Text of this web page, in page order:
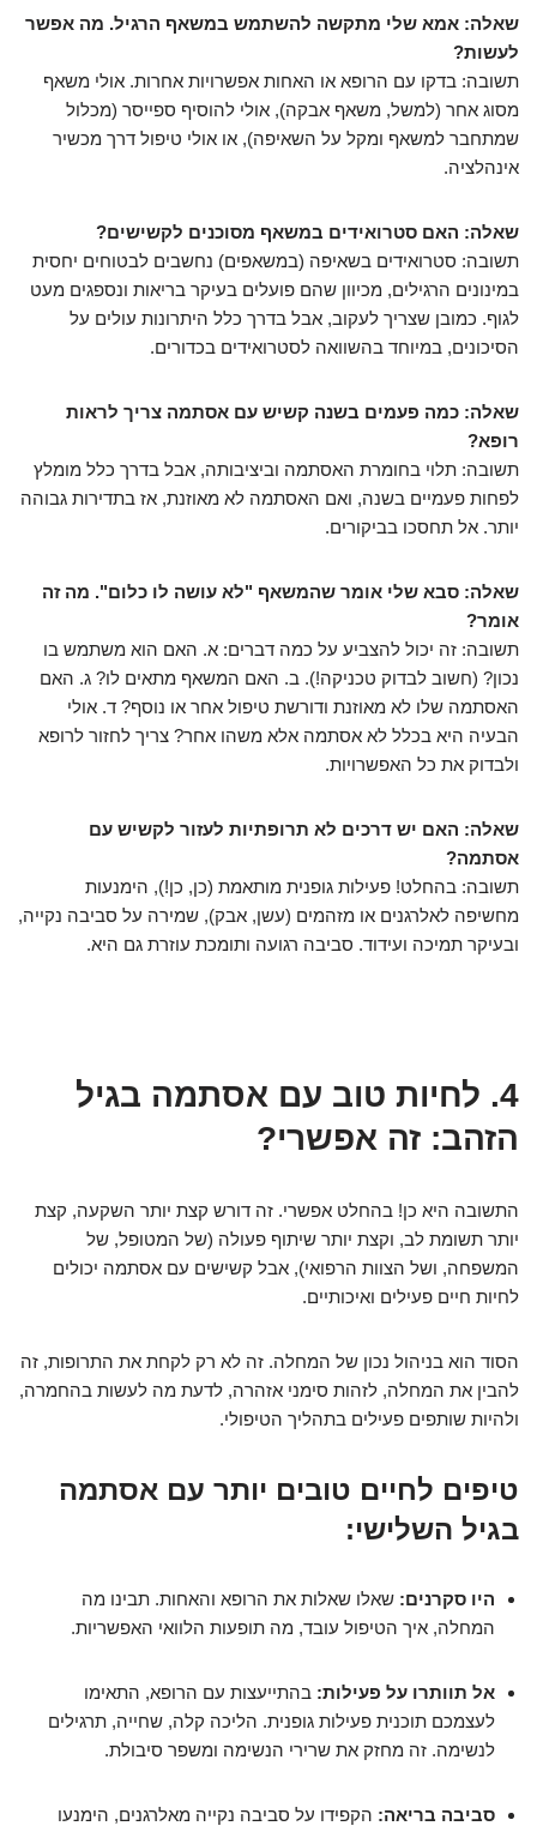
שאלה: אמא שלי מתקשה להשתמש במשאף הרגיל. מה אפשר
לעשות?
תשובה: בדקו עם הרופא או האחות אפשרויות אחרות. אולי משאף
מסוג אחר (למשל, משאף אבקה), אולי להוסיף ספייסר (מכלול
שמתחבר למשאף ומקל על השאיפה), או אולי טיפול דרך מכשיר
אינהלציה.
שאלה: האם סטרואידים במשאף מסוכנים לקשישים?
תשובה: סטרואידים בשאיפה (במשאפים) נחשבים לבטוחים יחסית
במינונים הרגילים, מכיוון שהם פועלים בעיקר בריאות ונספגים מעט
לגוף. כמובן שצריך לעקוב, אבל בדרך כלל היתרונות עולים על
הסיכונים, במיוחד בהשוואה לסטרואידים בכדורים.
שאלה: כמה פעמים בשנה קשיש עם אסתמה צריך לראות
רופא?
תשובה: תלוי בחומרת האסתמה וביציבותה, אבל בדרך כלל מומלץ
לפחות פעמיים בשנה, ואם האסתמה לא מאוזנת, אז בתדירות גבוהה
יותר. אל תחסכו בביקורים.
שאלה: סבא שלי אומר שהמשאף "לא עושה לו כלום". מה זה
אומר?
תשובה: זה יכול להצביע על כמה דברים: א. האם הוא משתמש בו
נכון? (חשוב לבדוק טכניקה!). ב. האם המשאף מתאים לו? ג. האם
האסתמה שלו לא מאוזנת ודורשת טיפול אחר או נוסף? ד. אולי
הבעיה היא בכלל לא אסתמה אלא משהו אחר? צריך לחזור לרופא
ולבדוק את כל האפשרויות.
שאלה: האם יש דרכים לא תרופתיות לעזור לקשיש עם
אסתמה?
תשובה: בהחלט! פעילות גופנית מותאמת (כן, כן!), הימנעות
מחשיפה לאלרגנים או מזהמים (עשן, אבק), שמירה על סביבה נקייה,
ובעיקר תמיכה ועידוד. סביבה רגועה ותומכת עוזרת גם היא.
4. לחיות טוב עם אסתמה בגיל
הזהב: זה אפשרי?
התשובה היא כן! בהחלט אפשרי. זה דורש קצת יותר השקעה, קצת
יותר תשומת לב, וקצת יותר שיתוף פעולה (של המטופל, של
המשפחה, ושל הצוות הרפואי), אבל קשישים עם אסתמה יכולים
לחיות חיים פעילים ואיכותיים.
הסוד הוא בניהול נכון של המחלה. זה לא רק לקחת את התרופות, זה
להבין את המחלה, לזהות סימני אזהרה, לדעת מה לעשות בהחמרה,
ולהיות שותפים פעילים בתהליך הטיפולי.
טיפים לחיים טובים יותר עם אסתמה
בגיל השלישי:
היו סקרנים: שאלו שאלות את הרופא והאחות. תבינו מה
המחלה, איך הטיפול עובד, מה תופעות הלוואי האפשריות.
אל תוותרו על פעילות: בהתייעצות עם הרופא, התאימו
לעצמכם תוכנית פעילות גופנית. הליכה קלה, שחייה, תרגילים
לנשימה. זה מחזק את שרירי הנשימה ומשפר סיבולת.
סביבה בריאה: הקפידו על סביבה נקייה מאלרגנים, הימנעו